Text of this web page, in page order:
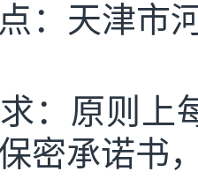
：天津市
：原则上
密承诺书